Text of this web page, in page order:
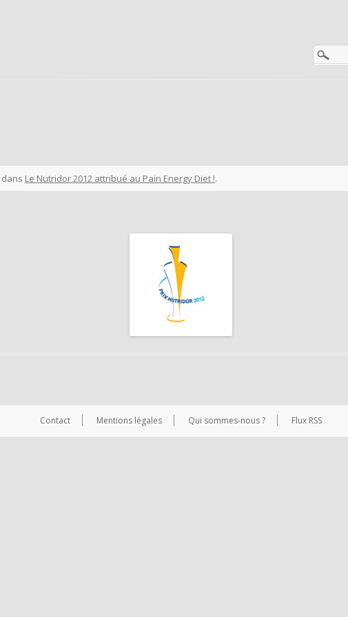
dans Le Nutridor 2012 attribué au Pain Energy Diet !.
Contact Mentions légales Qui sommes-nous ? Flux RSS